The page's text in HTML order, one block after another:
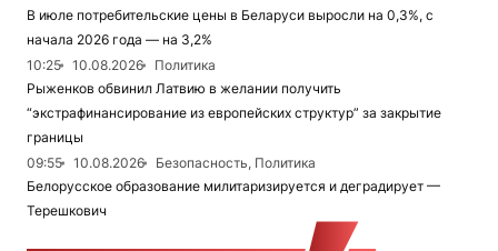
В июле потребительские цены в Беларуси выросли на 0,3%, с
начала 2026 года — на 3,2%
10:25
10.08.2026
Политика
Рыженков обвинил Латвию в желании получить
“экстрафинансирование из европейских структур” за закрытие
границы
09:55
10.08.2026
Безопасность, Политика
Белорусское образование милитаризируется и деградирует —
Терешкович